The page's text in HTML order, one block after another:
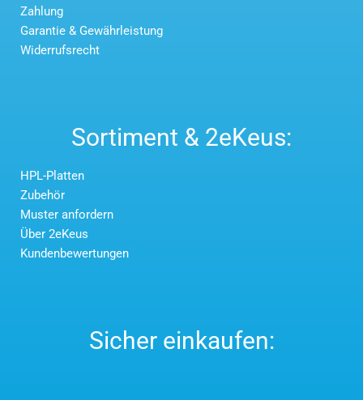
Zahlung
Garantie & Gewährleistung
Widerrufsrecht
Sortiment & 2eKeus:
HPL-Platten
Zubehör
Muster anfordern
Über 2eKeus
Kundenbewertungen
Sicher einkaufen: